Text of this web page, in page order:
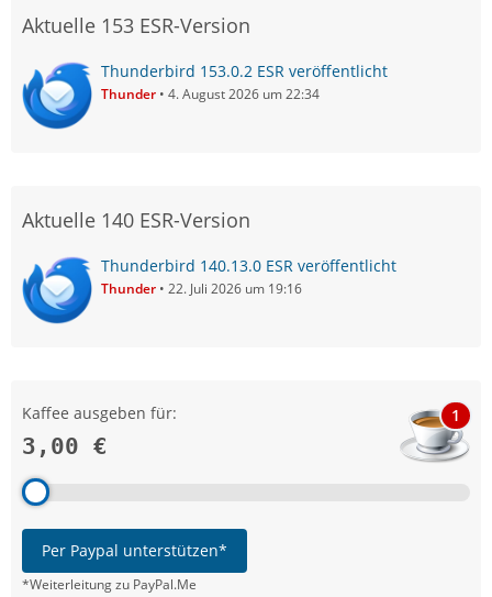
Aktuelle 153 ESR-Version
Thunderbird 153.0.2 ESR veröffentlicht
Thunder 4. August 2026 um 22:34
Aktuelle 140 ESR-Version
Thunderbird 140.13.0 ESR veröffentlicht
Thunder 22. Juli 2026 um 19:16
Kaffee ausgeben für:
3,00 €
1
Per Paypal unterstützen*
*Weiterleitung zu PayPal.Me